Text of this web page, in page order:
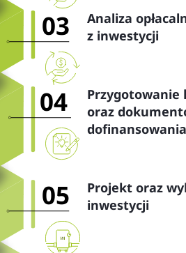
03
Analiza
z inwestycji
04
Przygotowanie
oraz
dofinansowania
05
Projekt oraz
inwestycji